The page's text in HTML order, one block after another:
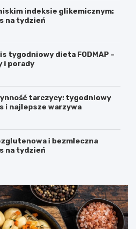
indeksie glikemicznym:
na tydzień
tygodniowy dieta FODMAP –
i porady
tarczycy: tygodniowy
i najlepsze warzywa
i bezmleczna
na tydzień